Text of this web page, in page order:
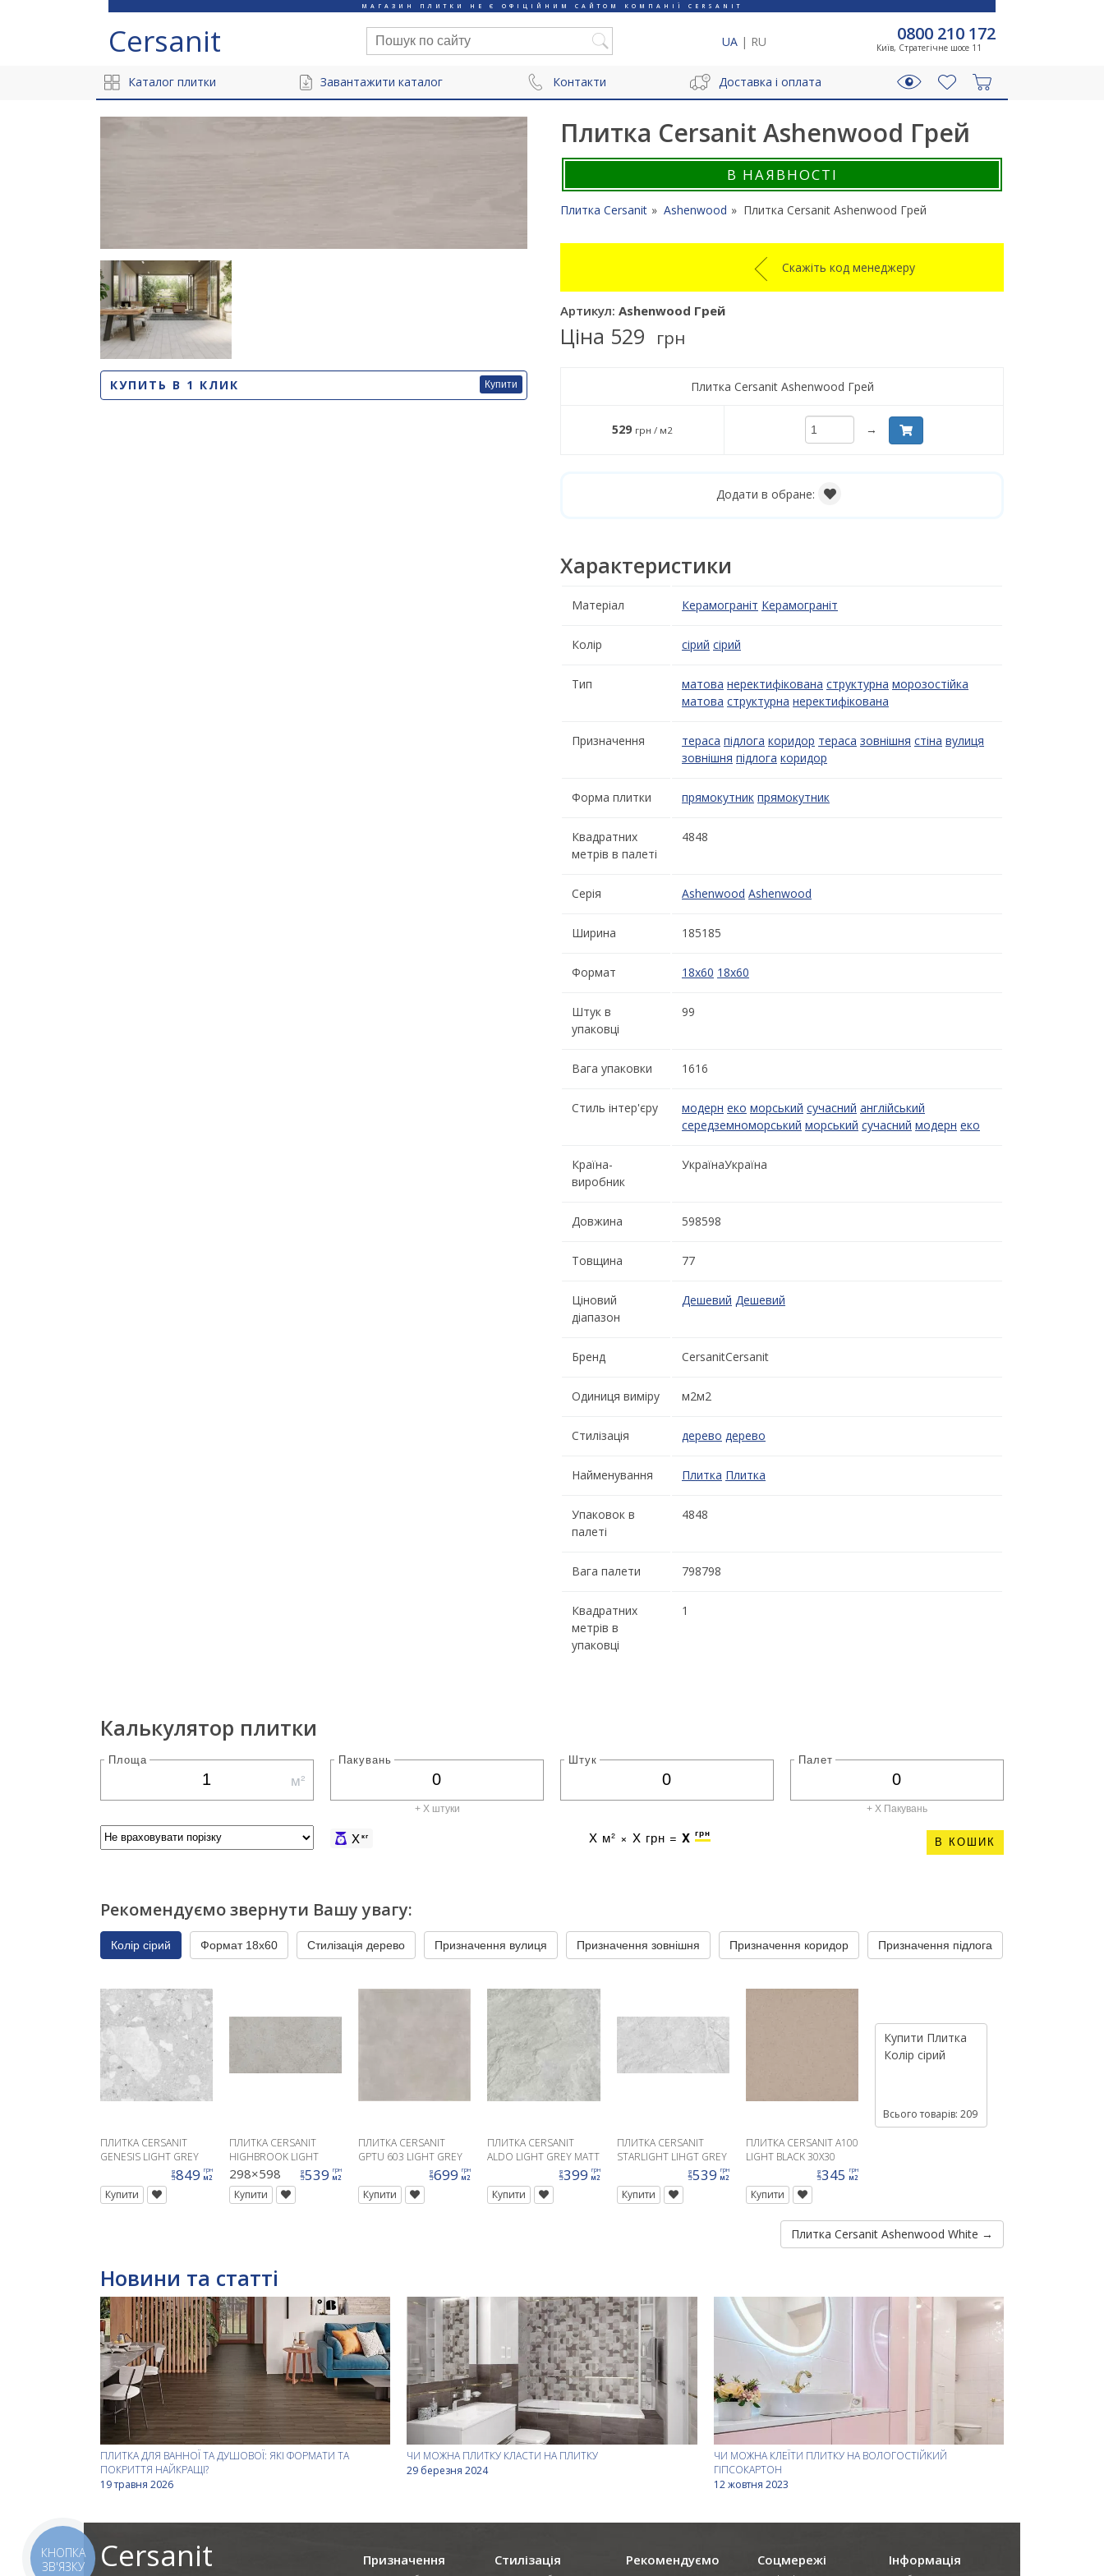
МАГАЗИН ПЛИТКИ НЕ Є ОФІЦІЙНИМ САЙТОМ КОМПАНІЇ CERSANIT
Cersanit UA | RU 0800 210 172
Київ, Стратегічне шосе 11
Каталог плитки Завантажити каталог Контакти Доставка і оплата
КУПИТЬ В 1 КЛИК Купити
Плитка Cersanit Ashenwood Грей
В НАЯВНОСТІ
Плитка Cersanit Ashenwood Плитка Cersanit Ashenwood Грей
Скажіть код менеджеру
Артикул: Ashenwood Грей
Ціна 529 грн
Плитка Cersanit Ashenwood Грей
529 грн / м2 →
Додати в обране:
Характеристики
Матеріал Керамограніт Керамограніт
Колір сірий сірий
Тип матова неректифікована структурна морозостійка
матова структурна неректифікована
Призначення тераса підлога коридор тераса зовнішня стіна вулиця
зовнішня підлога коридор
Форма плитки прямокутник прямокутник
Квадратних
метрів в палеті
4848
Серія Ashenwood Ashenwood
Ширина 185185
Формат 18x60 18x60
Штук в
упаковці
99
Вага упаковки 1616
Стиль інтер'єру модерн еко морський сучасний англійський
середземноморський морський сучасний модерн еко
Країна-
виробник
УкраїнаУкраїна
Довжина 598598
Товщина 77
Ціновий
діапазон
Дешевий Дешевий
Бренд CersanitCersanit
Одиниця виміру м2м2
Стилізація дерево дерево
Найменування Плитка Плитка
Упаковок в
палеті
4848
Вага палети 798798
Квадратних
метрів в
упаковці
1
Калькулятор плитки
Площа
м²
Пакувань
+ X штуки
Штук Палет
+ X Пакувань
Xкг X м² × X грн = X грн
В КОШИК
Рекомендуємо звернути Вашу увагу:
Колір сірий Формат 18x60 Стилізація дерево Призначення вулиця Призначення зовнішня Призначення коридор Призначення підлога
ПЛИТКА CERSANIT
GENESIS LIGHT GREY
MATT RECT 60X60
ціна849 грн
м2
Купити
ПЛИТКА CERSANIT
HIGHBROOK LIGHT
GREY 29,8X59,8
298×598 ціна539 грн
м2
Купити
ПЛИТКА CERSANIT
GPTU 603 LIGHT GREY
ціна699 грн
м2
Купити
ПЛИТКА CERSANIT
ALDO LIGHT GREY MATT
ціна399 грн
м2
Купити
ПЛИТКА CERSANIT
STARLIGHT LIHGT GREY
ціна539 грн
м2
Купити
ПЛИТКА CERSANIT A100
LIGHT BLACK 30X30
ціна345 грн
м2
Купити
Купити Плитка
Колір сірий
Всього товарів: 209
Плитка Cersanit Ashenwood White →
Новини та статті
ПЛИТКА ДЛЯ ВАННОЇ ТА ДУШОВОЇ: ЯКІ ФОРМАТИ ТА
ПОКРИТТЯ НАЙКРАЩІ?
19 травня 2026
ЧИ МОЖНА ПЛИТКУ КЛАСТИ НА ПЛИТКУ
29 березня 2024
ЧИ МОЖНА КЛЕЇТИ ПЛИТКУ НА ВОЛОГОСТІЙКИЙ
ГІПСОКАРТОН
12 жовтня 2023
Cersanit Призначення Стилізація Інформація
Рекомендуємо Соцмережі
КНОПКА
ЗВ'ЯЗКУ